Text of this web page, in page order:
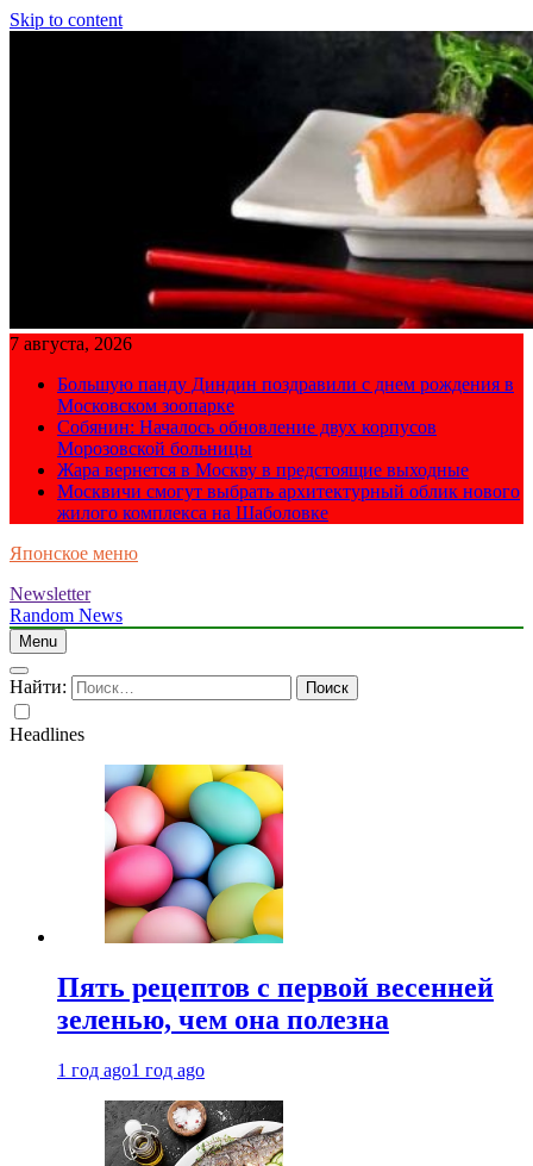
Skip to content
7 августа, 2026
Большую панду Диндин поздравили с днем рождения в
Московском зоопарке
Собянин: Началось обновление двух корпусов
Морозовской больницы
Жара вернется в Москву в предстоящие выходные
Москвичи смогут выбрать архитектурный облик нового
жилого комплекса на Шаболовке
Японское меню
Newsletter
Random News
Menu
Найти:
Headlines
Пять рецептов с первой весенней
зеленью, чем она полезна
1 год ago1 год ago